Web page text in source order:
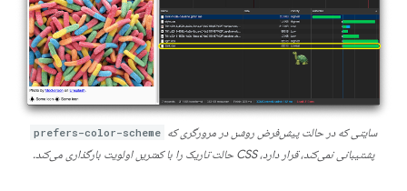
سایتی که در حالت پیش‌فرض روشن در مرورگری که prefers-color-scheme
پشتیبانی نمی‌کند، قرار دارد، CSS حالت تاریک را با کمترین اولویت بارگذاری می‌کند.